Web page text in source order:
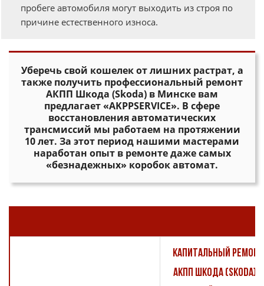
пробеге автомобиля могут выходить из строя по
причине естественного износа.
Уберечь свой кошелек от лишних растрат, а
также получить профессиональный ремонт
АКПП Шкода (Skoda) в Минске вам
предлагает «AKPPSERVICE». В сфере
восстановления автоматических
трансмиссий мы работаем на протяжении
10 лет. За этот период нашими мастерами
наработан опыт в ремонте даже самых
«безнадежных» коробок автомат.
Капитальный ремонт
АКПП Шкода (Skoda) с